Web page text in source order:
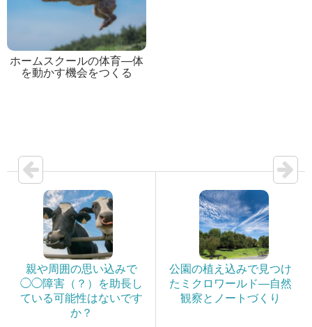
ホームスクールの体育―体
を動かす機会をつくる
親や周囲の思い込みで
◯◯障害（？）を助長し
ている可能性はないです
か？
公園の植え込みで見つけ
たミクロワールド―自然
観察とノートづくり